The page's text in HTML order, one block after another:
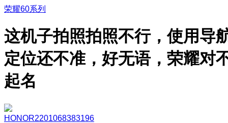
荣耀60系列
这机子拍照拍照不行，使用导
定位还不准，好无语，荣耀对
起名
HONOR2201068383196